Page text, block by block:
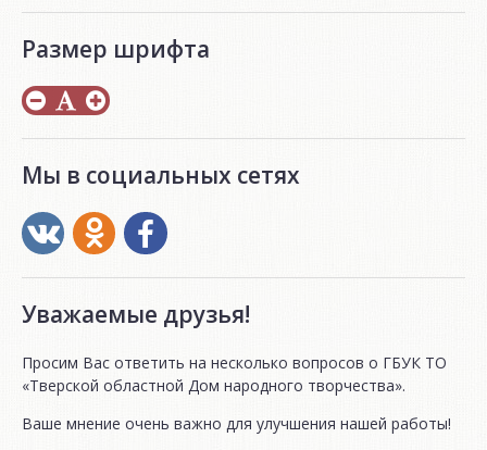
Размер шрифта
Мы в социальных сетях
Уважаемые друзья!
Просим Вас ответить на несколько вопросов о ГБУК ТО
«Тверской областной Дом народного творчества».
Ваше мнение очень важно для улучшения нашей работы!